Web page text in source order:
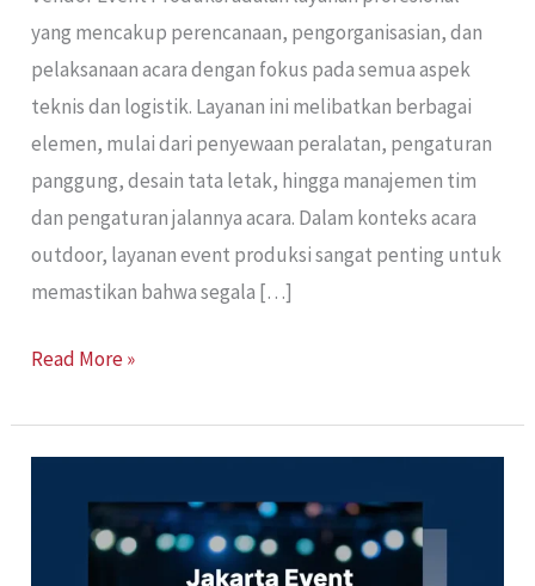
yang mencakup perencanaan, pengorganisasian, dan
pelaksanaan acara dengan fokus pada semua aspek
teknis dan logistik. Layanan ini melibatkan berbagai
elemen, mulai dari penyewaan peralatan, pengaturan
panggung, desain tata letak, hingga manajemen tim
dan pengaturan jalannya acara. Dalam konteks acara
outdoor, layanan event produksi sangat penting untuk
memastikan bahwa segala […]
Read More »
Produksi